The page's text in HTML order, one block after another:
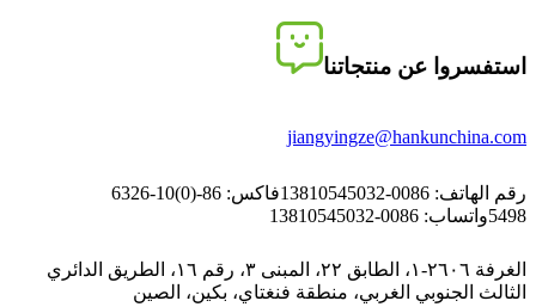
استفسروا عن منتجاتنا
jiangyingze@hankunchina.com
رقم الهاتف: 0086-13810545032
فاكس: 86-(0)10-6326
5498واتساب: 0086-13810545032
الغرفة ٢٦٠٦-١، الطابق ٢٢، المبنى ٣، رقم ١٦، الطريق الدائري
الثالث الجنوبي الغربي، منطقة فنغتاي، بكين، الصين